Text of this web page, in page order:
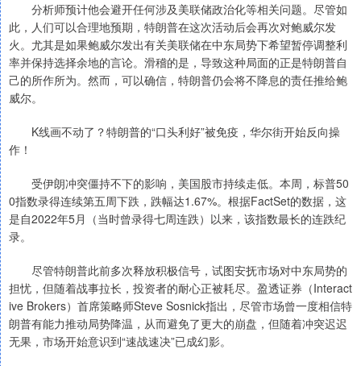
分析师预计他会避开任何涉及美联储政治化等相关问题。尽管如
此，人们可以合理地预期，特朗普在这次活动后会再次对鲍威尔发
火。尤其是如果鲍威尔发出有关美联储在中东局势下希望暂停调整利
率并保持选择余地的言论。滑稽的是，导致这种局面的正是特朗普自
己的所作所为。然而，可以确信，特朗普仍会将不降息的责任推给鲍
威尔。
K线画不动了？特朗普的“口头利好”被免疫，华尔街开始反向操
作！
受伊朗冲突僵持不下的影响，美国股市持续走低。本周，标普50
0指数录得连续第五周下跌，跌幅达1.67%。根据FactSet的数据，这
是自2022年5月（当时曾录得七周连跌）以来，该指数最长的连跌纪
录。
尽管特朗普此前多次释放积极信号，试图安抚市场对中东局势的
担忧，但随着战事拉长，投资者的耐心正被耗尽。盈透证券（Interact
ive Brokers）首席策略师Steve Sosnick指出，尽管市场曾一度相信特
朗普有能力推动局势降温，从而避免了更大的崩盘，但随着冲突迟迟
无果，市场开始意识到“速战速决”已成幻影。